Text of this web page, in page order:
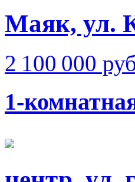
Маяк, ул.
2 100 000
1-